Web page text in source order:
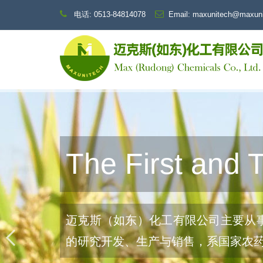
电话: 0513-84814078 Email:
The First and
迈克斯（如东）化工有限公司主要从
的研究开发、生产与销售，系国家农